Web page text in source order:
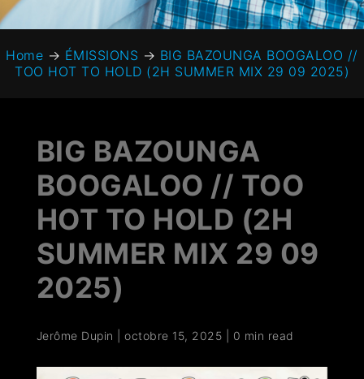
Home → ÉMISSIONS → BIG BAZOUNGA BOOGALOO //
TOO HOT TO HOLD (2H SUMMER MIX 29 09 2025)
BIG BAZOUNGA
BOOGALOO // TOO
HOT TO HOLD (2H
SUMMER MIX 29 09
2025)
Jerôme Dupin |octobre 15, 2025 0 min read